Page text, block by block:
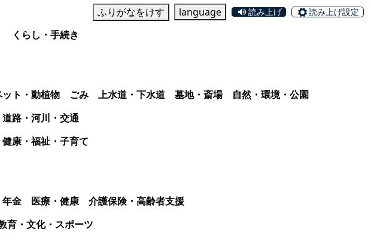
ふりがなをけす language 読み上げ 読み上げ設定
くらし・手続き
ット・動植物 ごみ 上水道・下水道 墓地・斎場
自然・環境・公園
道路・河川・交通
健康・福祉・子育て
金 医療・健康
介護保険・高齢者支援
育・文化・スポーツ